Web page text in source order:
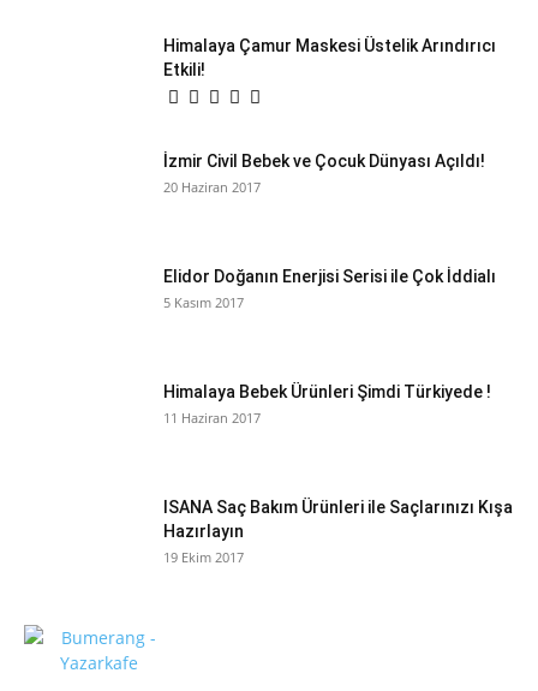
Himalaya Çamur Maskesi Üstelik Arındırıcı
Etkili!
İzmir Civil Bebek ve Çocuk Dünyası Açıldı!
20 Haziran 2017
Elidor Doğanın Enerjisi Serisi ile Çok İddialı
5 Kasım 2017
Himalaya Bebek Ürünleri Şimdi Türkiyede !
11 Haziran 2017
ISANA Saç Bakım Ürünleri ile Saçlarınızı Kışa
Hazırlayın
19 Ekim 2017